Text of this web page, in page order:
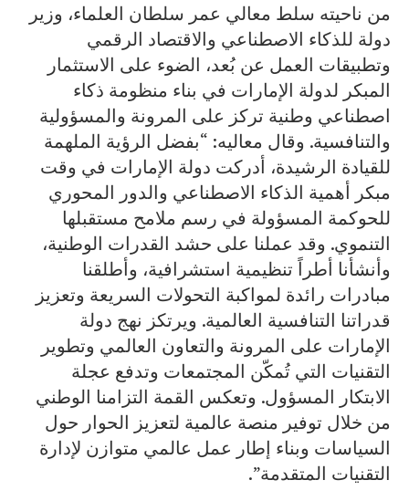
من ناحيته سلط معالي عمر سلطان العلماء، وزير
دولة للذكاء الاصطناعي والاقتصاد الرقمي
وتطبيقات العمل عن بُعد، الضوء على الاستثمار
المبكر لدولة الإمارات في بناء منظومة ذكاء
اصطناعي وطنية تركز على المرونة والمسؤولية
والتنافسية. وقال معاليه: “بفضل الرؤية الملهمة
للقيادة الرشيدة، أدركت دولة الإمارات في وقت
مبكر أهمية الذكاء الاصطناعي والدور المحوري
للحوكمة المسؤولة في رسم ملامح مستقبلها
التنموي. وقد عملنا على حشد القدرات الوطنية،
وأنشأنا أطراً تنظيمية استشرافية، وأطلقنا
مبادرات رائدة لمواكبة التحولات السريعة وتعزيز
قدراتنا التنافسية العالمية. ويرتكز نهج دولة
الإمارات على المرونة والتعاون العالمي وتطوير
التقنيات التي تُمكّن المجتمعات وتدفع عجلة
الابتكار المسؤول. وتعكس القمة التزامنا الوطني
من خلال توفير منصة عالمية لتعزيز الحوار حول
السياسات وبناء إطار عمل عالمي متوازن لإدارة
التقنيات المتقدمة”.